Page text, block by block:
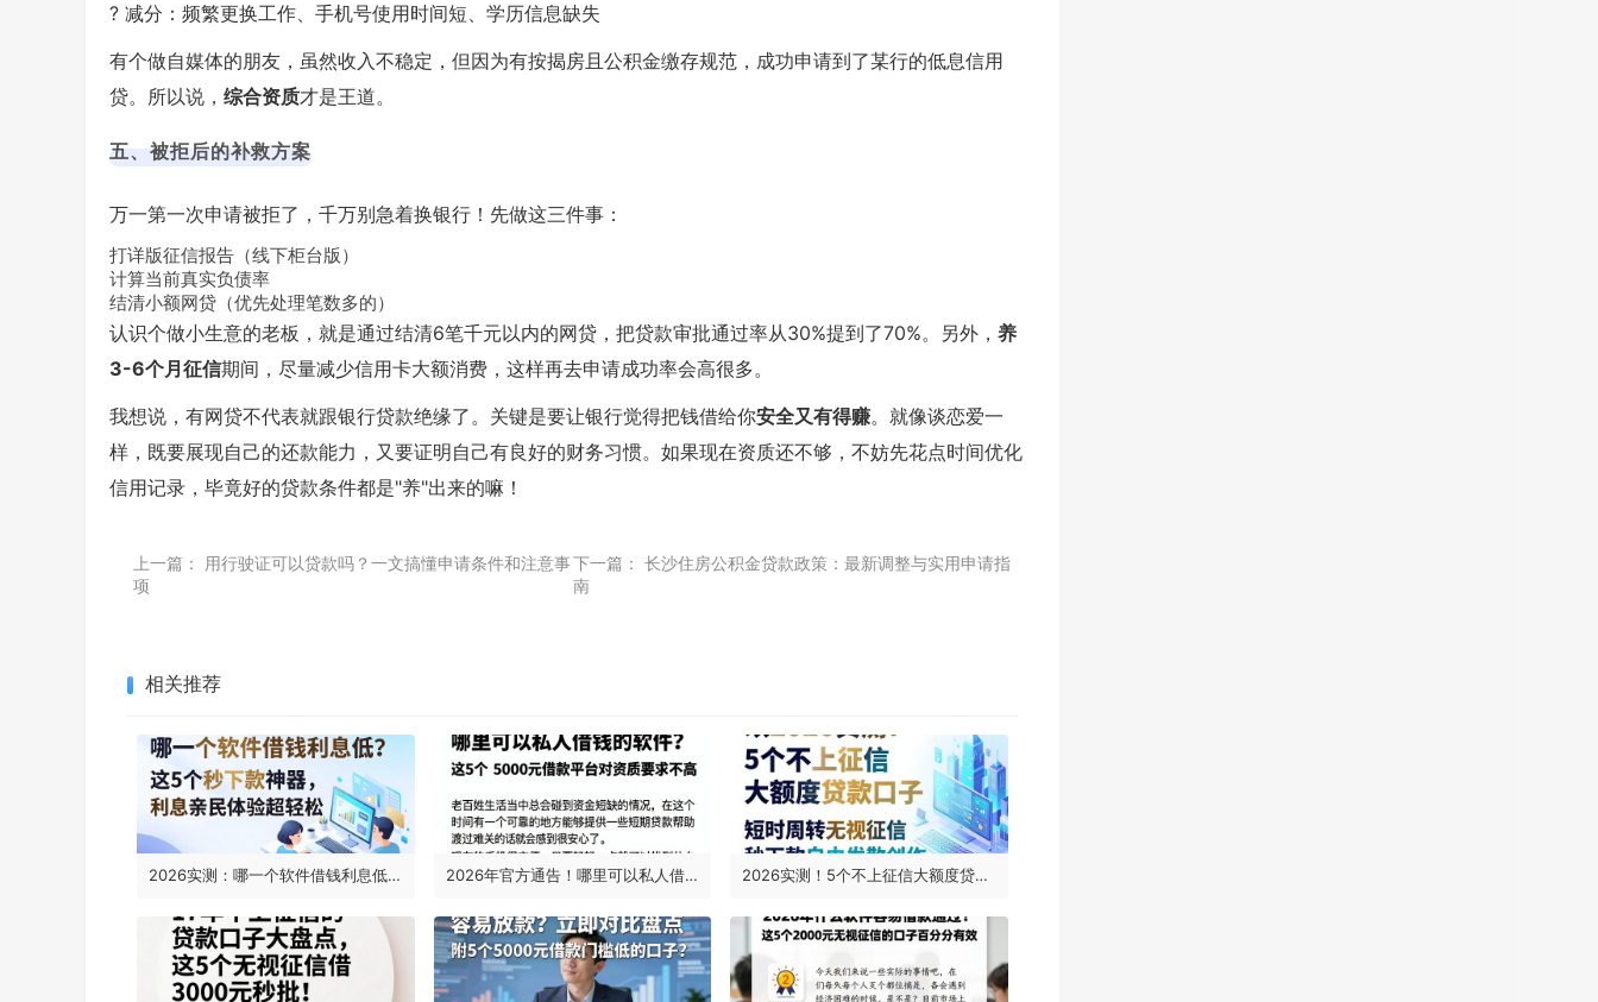
? 减分：频繁更换工作、手机号使用时间短、学历信息缺失
有个做自媒体的朋友，虽然收入不稳定，但因为有按揭房且公积金缴存规范，成功申请到了某行的低息信用
贷。所以说， 综合资质才是王道。
五、被拒后的补救方案
万一第一次申请被拒了，千万别急着换银行！先做这三件事：
打详版征信报告（线下柜台版）
计算当前真实负债率
结清小额网贷（优先处理笔数多的）
认识个做小生意的老板，就是通过结清6笔千元以内的网贷，把贷款审批通过率从30%提到了70%。另外， 养
3-6个月征信期间，尽量减少信用卡大额消费，这样再去申请成功率会高很多。
我想说，有网贷不代表就跟银行贷款绝缘了。关键是要让银行觉得把钱借给你安全又有得赚。就像谈恋爱一
样，既要展现自己的还款能力，又要证明自己有良好的财务习惯。如果现在资质还不够，不妨先花点时间优化
信用记录，毕竟好的贷款条件都是"养"出来的嘛！
上一篇：
用行驶证可以贷款吗？一文搞懂申请条件和注意事
项
下一篇： 长沙住房公积金贷款政策：最新调整与实用申请指
南
相关推荐
2026实测：哪一个软件借钱利息低？这5个秒下款神器，利息亲民体验超轻松 2026年官方通告！哪里可以私人借钱的软件？这5个5000元借款平台对资质要求不高 2026实测！5个不上征信大额度贷款口子，短时周转无视征信秒下款